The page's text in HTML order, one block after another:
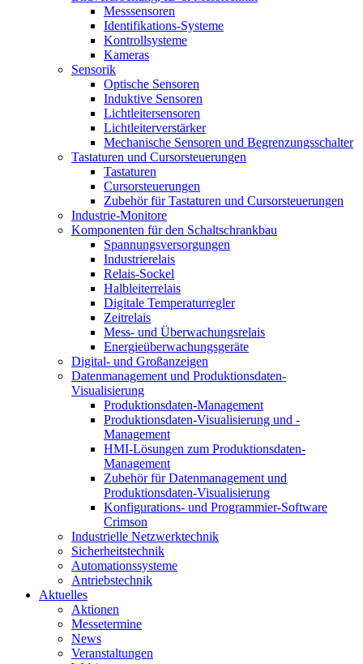
Messsensoren
Identifikations-Systeme
Kontrollsysteme
Kameras
Sensorik
Optische Sensoren
Induktive Sensoren
Lichtleitersensoren
Lichtleiterverstärker
Mechanische Sensoren und Begrenzungsschalter
Tastaturen und Cursorsteuerungen
Tastaturen
Cursorsteuerungen
Zubehör für Tastaturen und Cursorsteuerungen
Industrie-Monitore
Komponenten für den Schaltschrankbau
Spannungsversorgungen
Industrierelais
Relais-Sockel
Halbleiterrelais
Digitale Temperaturregler
Zeitrelais
Mess- und Überwachungsrelais
Energieüberwachungsgeräte
Digital- und Großanzeigen
Datenmanagement und Produktionsdaten-
Visualisierung
Produktionsdaten-Management
Produktionsdaten-Visualisierung und -
Management
HMI-Lösungen zum Produktionsdaten-
Management
Zubehör für Datenmanagement und
Produktionsdaten-Visualisierung
Konfigurations- und Programmier-Software
Crimson
Industrielle Netzwerktechnik
Sicherheitstechnik
Automationssysteme
Antriebstechnik
Aktuelles
Aktionen
Messetermine
News
Veranstaltungen